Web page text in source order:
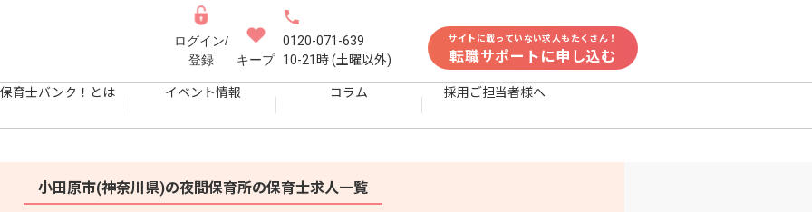
ログイン/
登録
キープ
0120-071-639
10-21時 (土曜以外)
サイトに載っていない求人もたくさん！
転職サポートに申し込む
保育士バンク！とは イベント情報 コラム 採用ご担当者様へ
小田原市(神奈川県)の夜間保育所の保育士求人一覧